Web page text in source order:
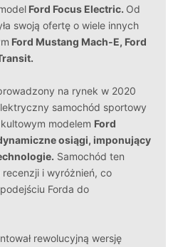
Ford Focus Electric. Od
swoją ofertę o wiele innych
Ford Mustang Mach-E, Ford
.
na rynek w 2020
samochód sportowy
modelem Ford
osiągi, imponujący
Samochód ten
i wyróżnień, co
Forda do
rewolucyjną wersję